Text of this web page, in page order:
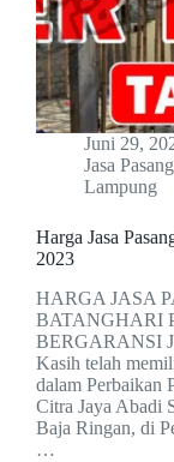
Juni 29,
Jasa
Lampung
Harga Jasa
2023
HARGA JASA
BATANGHARI
BERGARANSI
Kasih telah
dalam Perbaikan
Citra Jaya Abadi
Baja Ringan, di
…